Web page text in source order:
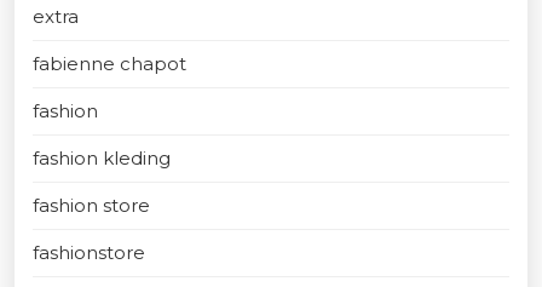
extra
fabienne chapot
fashion
fashion kleding
fashion store
fashionstore